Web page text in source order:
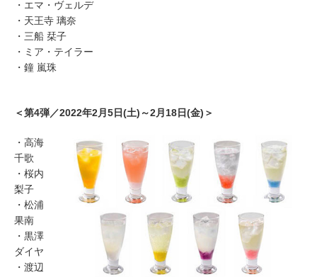
・エマ・ヴェルデ
・天王寺 璃奈
・三船 栞子
・ミア・テイラー
・鐘 嵐珠
＜第4弾／2022年2月5日(土)～2月18日(金)＞
・高海
千歌
・桜内
梨子
・松浦
果南
・黒澤
ダイヤ
・渡辺